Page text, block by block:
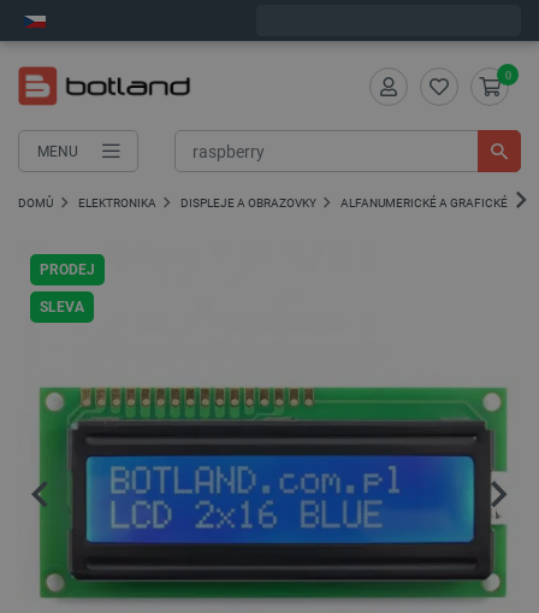
MENU
0
DOMŮ ELEKTRONIKA DISPLEJE A OBRAZOVKY ALFANUMERICKÉ A GRAFICKÉ
PRODEJ
SLEVA